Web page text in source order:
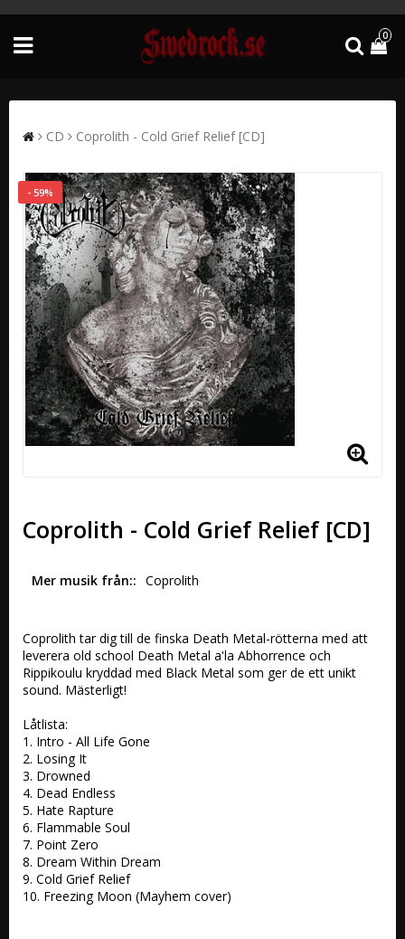
0
CD Coprolith - Cold Grief Relief [CD]
- 59%
Coprolith - Cold Grief Relief [CD]
Mer musik från: Coprolith
Coprolith tar dig till de finska Death Metal-rötterna med att
leverera old school Death Metal a'la Abhorrence och
Rippikoulu kryddad med Black Metal som ger de ett unikt
sound. Mästerligt!
Låtlista:
1. Intro - All Life Gone
2. Losing It
3. Drowned
4. Dead Endless
5. Hate Rapture
6. Flammable Soul
7. Point Zero
8. Dream Within Dream
9. Cold Grief Relief
10. Freezing Moon (Mayhem cover)